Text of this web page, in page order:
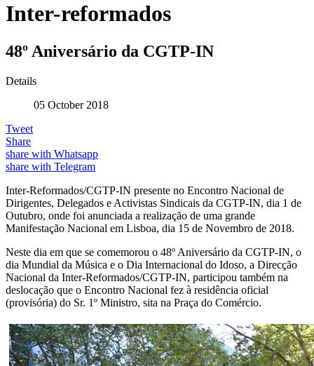
Inter-reformados
48º Aniversário da CGTP-IN
Details
05 October 2018
Tweet
Share
share with Whatsapp
share with Telegram
Inter-Reformados/CGTP-IN presente no Encontro Nacional de
Dirigentes, Delegados e Activistas Sindicais da CGTP-IN, dia 1 de
Outubro, onde foi anunciada a realização de uma grande
Manifestação Nacional em Lisboa, dia 15 de Novembro de 2018.
Neste dia em que se comemorou o 48º Aniversário da CGTP-IN, o
dia Mundial da Música e o Dia Internacional do Idoso, a Direcção
Nacional da Inter-Reformados/CGTP-IN, participou também na
deslocação que o Encontro Nacional fez à residência oficial
(provisória) do Sr. 1º Ministro, sita na Praça do Comércio.